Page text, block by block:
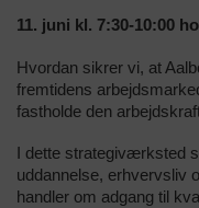
11. juni kl. 7:30-10:00
Hvordan sikrer vi, at
fremtidens
fastholde den
I dette strategiværksted
uddannelse, erhvervsliv
handler om adgang til